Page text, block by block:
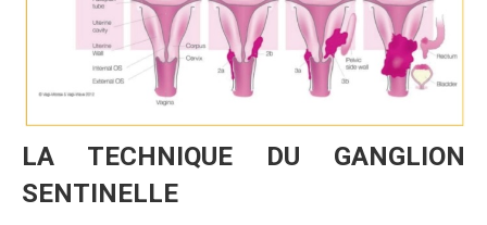
LA TECHNIQUE DU GANGLION
SENTINELLE